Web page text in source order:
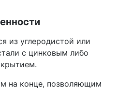
из углеродистой или
с цинковым либо
на конце, позволяющим